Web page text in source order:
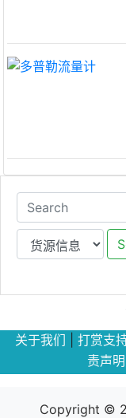
关于我们
打赏支
责声明
Copyright ©